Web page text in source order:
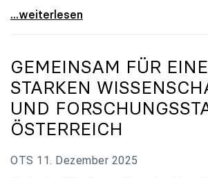
„Verzögerung unverständlich“:
...weiterlesen
GEMEINSAM FÜR
STARKEN
UND
ÖSTERREICH
OTS 11. Dezember 2025